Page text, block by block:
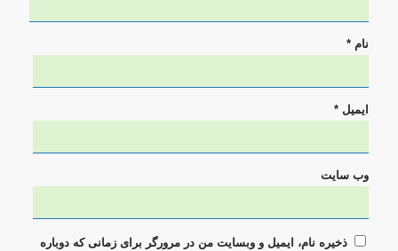
نام *
ایمیل *
وب‌ سایت
ذخیره نام، ایمیل و وبسایت من در مرورگر برای زمانی که دوباره